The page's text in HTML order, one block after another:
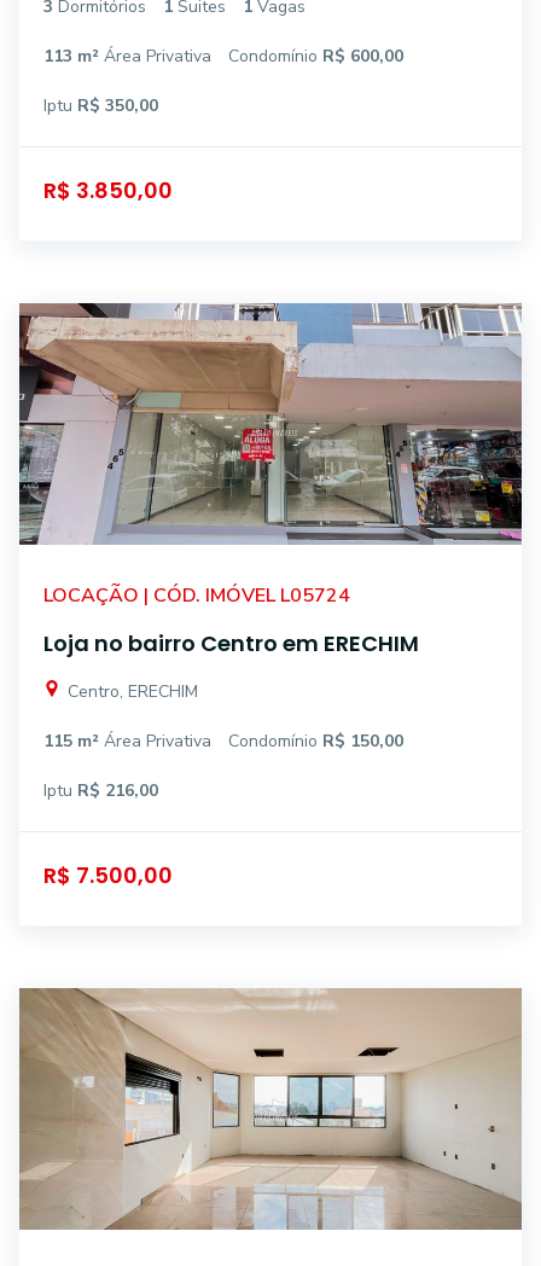
3 Dormitórios 1 Suites 1 Vagas
113 m² Área Privativa Condomínio R$ 600,00
Iptu R$ 350,00
R$ 3.850,00
LOCAÇÃO | CÓD. IMÓVEL L05724
Loja no bairro Centro em ERECHIM
Centro, ERECHIM
115 m² Área Privativa Condomínio R$ 150,00
Iptu R$ 216,00
R$ 7.500,00